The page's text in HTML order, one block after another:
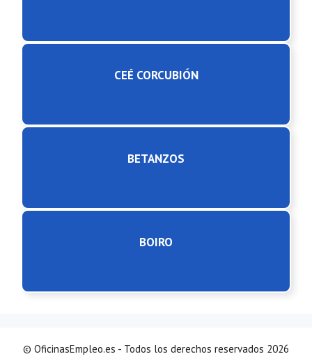
CEÉ CORCUBIÓN
BETANZOS
BOIRO
© OficinasEmpleo.es - Todos los derechos reservados 2026